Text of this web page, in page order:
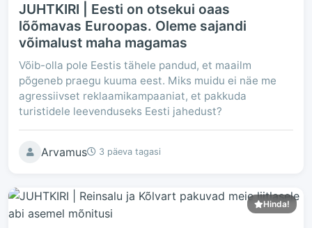
JUHTKIRI | Eesti on otsekui oaas
lõõmavas Euroopas. Oleme sajandi
võimalust maha magamas
Võib-olla pole Eestis tähele pandud, et maailm
põgeneb praegu kuuma eest. Miks muidu ei näe me
agressiivset reklaamikampaaniat, et pakkuda
turistidele leevenduseks Eesti jahedust?
Arvamus 3 päeva tagasi
Hinda!